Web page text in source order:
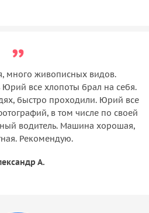
много живописных видов.
Юрий все хлопоты брал на себя.
быстро проходили. Юрий все
в том числе по своей
водитель. Машина хорошая,
Рекомендую.
А.